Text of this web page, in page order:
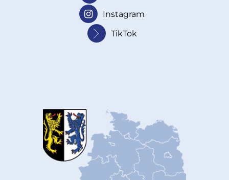
Instagram
TikTok